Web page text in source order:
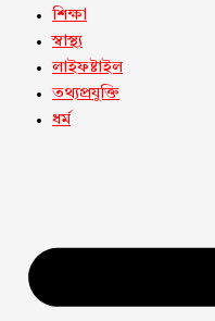
শিক্ষা
স্বাস্থ্য
লাইফষ্টাইল
তথ্যপ্রযুক্তি
ধর্ম